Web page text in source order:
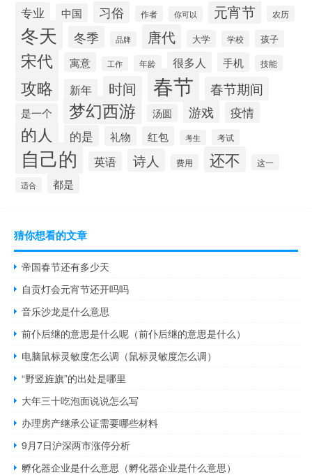
专业 中国 习俗 作者 你可以 元宵节 农历
冬天 冬季 品牌 唐代 大学 学校 孩子
宋代 寓意 工作 年龄 很多人 手机 技能
攻略 新年 时间 春节 春节期间
是一个 梦幻西游 汤圆 游戏 疫情
的人 的是 礼物 红包 考生 考试
自己的 英语 诗人 费用 还不 这一
适合 都是
猜你想看的文章
帝国春节还有多少天
自贡灯会元宵节还开吗吗
音乐沙龙是什么意思
前仆后继的意思是什么呢（前仆后继的意思是什么）
电脑鼠标灵敏度怎么调（鼠标灵敏度怎么调）
“野竖旌旗”的出处是哪里
大年三十吃泡面说说怎么写
办理房产继承公证需要哪些材料
9月7日沪深两市涨停分析
孵化器企业是什么意思（孵化器企业是什么意思）